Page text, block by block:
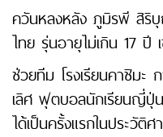
ควันหลงหลัง ภูมิรพี สิริ
ไทย รุ่นอายุไม่เกิน 17 ปี
ช่วยทีม โรงเรียนคาชิมะ
เลิศ ฟุตบอลนักเรียนญี่ปุ่
ได้เป็นครั้งแรกในประวัติศ